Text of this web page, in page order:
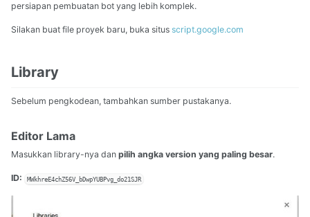
persiapan pembuatan bot yang lebih komplek.
Silakan buat file proyek baru, buka situs script.google.com
Library
Sebelum pengkodean, tambahkan sumber pustakanya.
Editor Lama
Masukkan library-nya dan pilih angka version yang paling besar.
ID: MWkhreE4chZ56V_bDwpYUBPvg_do21SJR